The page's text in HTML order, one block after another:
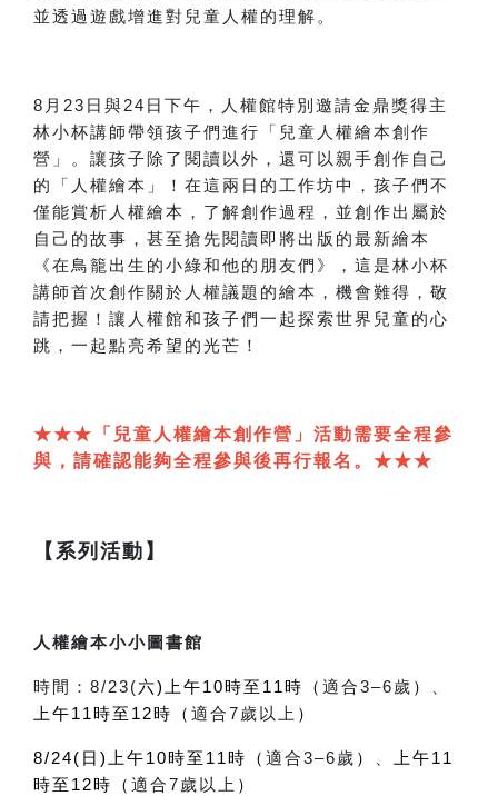
並透過遊戲增進對兒童人權的理解。
8月23日與24日下午，人權館特別邀請金鼎獎得主
林小杯講師帶領孩子們進行「兒童人權繪本創作
營」。讓孩子除了閱讀以外，還可以親手創作自己
的「人權繪本」！在這兩日的工作坊中，孩子們不
僅能賞析人權繪本，了解創作過程，並創作出屬於
自己的故事，甚至搶先閱讀即將出版的最新繪本
《在鳥籠出生的小綠和他的朋友們》，這是林小杯
講師首次創作關於人權議題的繪本，機會難得，敬
請把握！讓人權館和孩子們一起探索世界兒童的心
跳，一起點亮希望的光芒！
★★★「兒童人權繪本創作營」活動需要全程參
與，請確認能夠全程參與後再行報名。★★★
【系列活動】
人權繪本小小圖書館
時間：8/23(六)上午10時至11時（ 適合3–6歲 ）
上午11時至12時（ 適合7歲以上 ）
8/24(日)上午10時至11時（ 適合3–6歲 ）
上午11
時至12時（ 適合7歲以上 ）